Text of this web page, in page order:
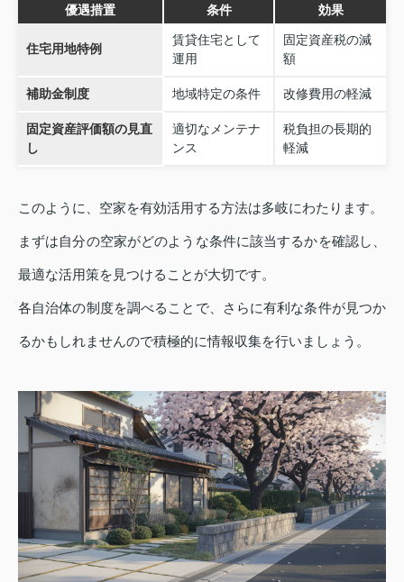
優遇措置 条件 効果
住宅用地特例
賃貸住宅として
運用
固定資産税の減
額
補助金制度 地域特定の条件 改修費用の軽減
固定資産評価額の見直
し
適切なメンテナ
ンス
税負担の長期的
軽減
このように、空家を有効活用する方法は多岐にわたります。
まずは自分の空家がどのような条件に該当するかを確認し、
最適な活用策を見つけることが大切です。
各自治体の制度を調べることで、さらに有利な条件が見つか
るかもしれませんので積極的に情報収集を行いましょう。